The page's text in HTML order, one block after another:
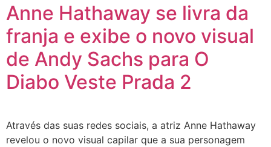
Anne Hathaway se livra da
franja e exibe o novo visual
de Andy Sachs para O
Diabo Veste Prada 2
Através das suas redes sociais, a atriz Anne Hathaway
revelou o novo visual capilar que a sua personagem